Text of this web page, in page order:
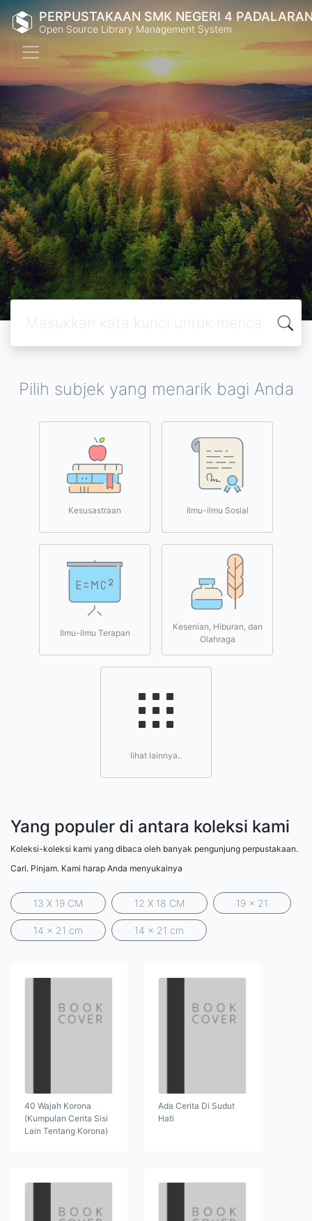
PERPUSTAKAAN SMK NEGERI 4
Open Source Library Management System
Pilih subjek yang menarik bagi Anda
Kesusastraan Ilmu-ilmu Sosial
Ilmu-ilmu Terapan
Kesenian, Hiburan, dan
Olahraga
lihat lainnya..
Yang populer di antara koleksi kami
Koleksi-koleksi kami yang dibaca oleh banyak pengunjung perpustakaan.
Cari. Pinjam. Kami harap Anda menyukainya
13 X 19 CM 12 X 18 CM 19 x 21
14 x 21 cm 14 x 21 cm
40 Wajah Korona
(Kumpulan Cerita Sisi
Lain Tentang Korona)
Ada Cerita Di Sudut
Hati